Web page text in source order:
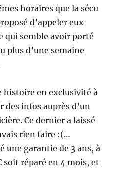
horaires que la sécu
d’appeler eux
qui semble avoir porté
plus d’une semaine
histoire en exclusivité à
infos auprès d’un
Ce dernier a laissé
rien faire :(…
une garantie de 3 ans, à
soit réparé en 4 mois, et